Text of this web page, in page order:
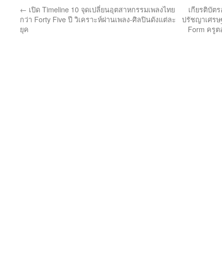
← เปิด Timeline 10 จุดเปลี่ยนอุตสาหกรรมเพลงไทย
กว่า Forty Five ปี วิเคราะห์ผ่านเพลง-ศิลปินดังแต่ละ
ยุค
เกียรติบัต
ปรัชญาเศรษ
Form ครู